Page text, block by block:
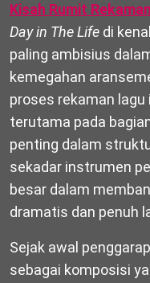
Kisah Rumit
Day in The Life di
paling ambisius
kemegahan
proses rekaman
terutama pada
penting dalam
sekadar instrumen
besar dalam
dramatis dan penuh
Sejak awal
sebagai komposisi